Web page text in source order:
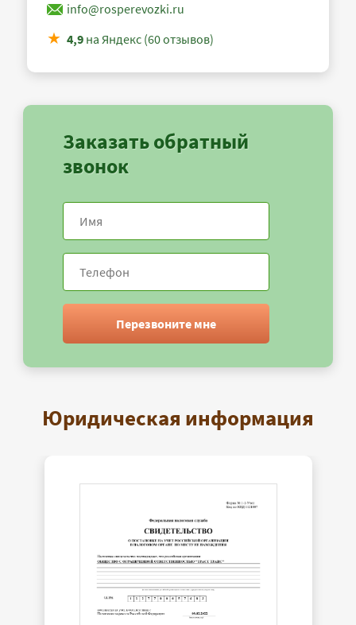
info@rosperevozki.ru
4,9 на Яндекс (60 отзывов)
Заказать обратный
звонок
Перезвоните мне
Юридическая информация